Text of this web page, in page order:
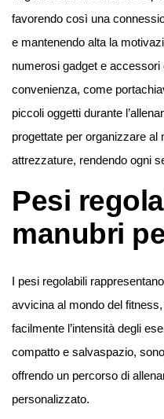
favorendo così una
e mantenendo alta la
numerosi gadget e
convenienza, come
piccoli oggetti durante
progettate per organizzare al
attrezzature, rendendo ogni
Pesi
manubri
I pesi regolabili
avvicina al mondo del
facilmente l’intensità degli
compatto e salvaspazio,
offrendo un percorso di
personalizzato.